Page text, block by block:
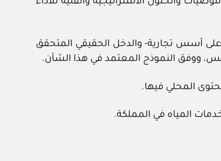
على أسس تجارية- والدخل الحقيقي المتحقق
ووفق النموذج المعتمد في هذا الشأن.